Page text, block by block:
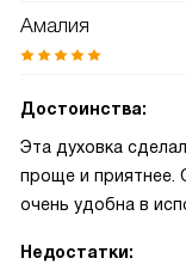
Амалия
Достоинства:
Эта духовка
проще и приятнее.
очень удобна в
Недостатки: